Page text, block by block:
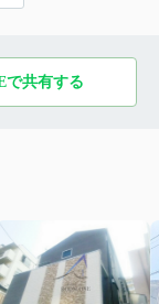
で共有する